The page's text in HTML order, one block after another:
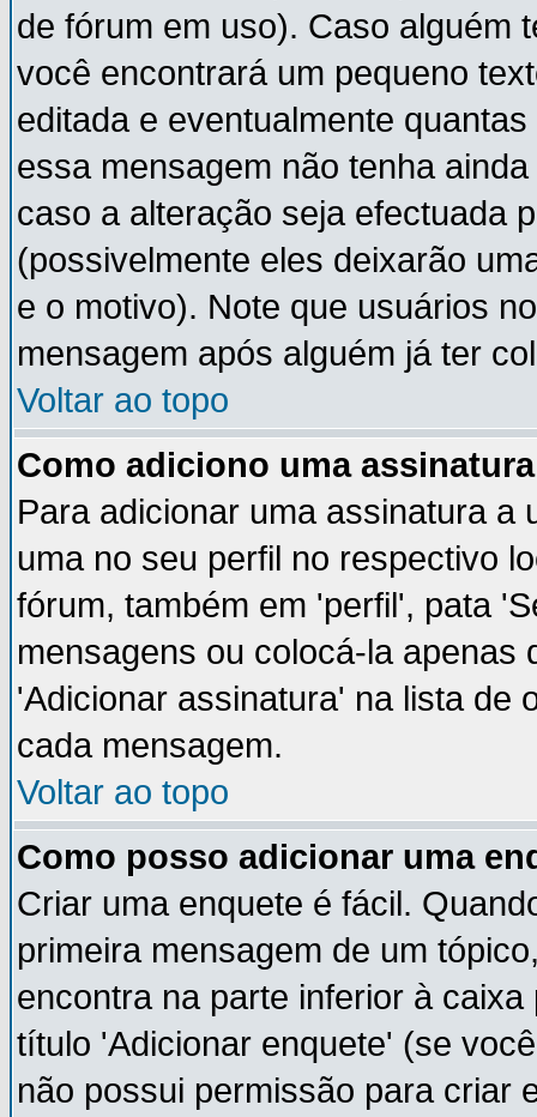
de fórum em uso). Caso alguém
você encontrará um pequeno
editada e eventualmente
essa mensagem não tenha
caso a alteração seja efectuada
(possivelmente eles deixarão
e o motivo). Note que usuários
mensagem após alguém já ter
Voltar ao topo
Como adiciono uma
Para adicionar uma assinatura a
uma no seu perfil no respectivo
fórum, também em 'perfil', pata
mensagens ou colocá-la apenas
'Adicionar assinatura' na lista de
cada mensagem.
Voltar ao topo
Como posso adicionar uma
Criar uma enquete é fácil.
primeira mensagem de um
encontra na parte inferior à
título 'Adicionar enquete' (se
não possui permissão para criar